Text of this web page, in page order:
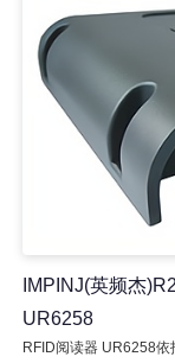
IMPINJ(英频杰
UR6258
RFID阅读器 UR6258依